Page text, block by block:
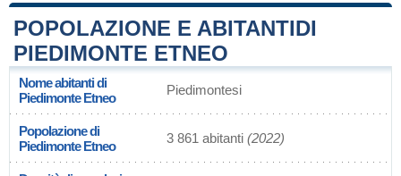
POPOLAZIONE E ABITANTIDI
PIEDIMONTE ETNEO
Nome abitanti di
Piedimonte Etneo
Piedimontesi
Popolazione di
Piedimonte Etneo
3 861 abitanti (2022)